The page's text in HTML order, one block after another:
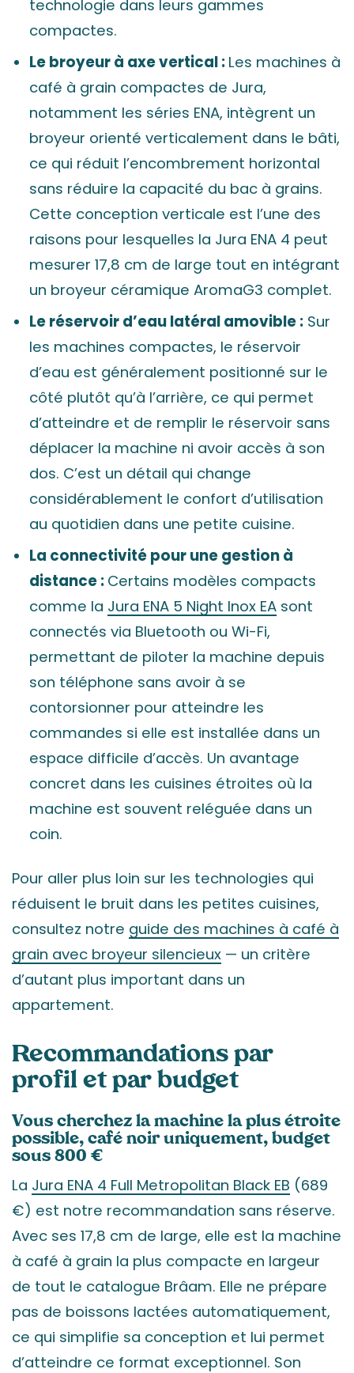
technologie dans leurs gammes
compactes.
Le broyeur à axe vertical : Les machines à
café à grain compactes de Jura,
notamment les séries ENA, intègrent un
broyeur orienté verticalement dans le bâti,
ce qui réduit l’encombrement horizontal
sans réduire la capacité du bac à grains.
Cette conception verticale est l’une des
raisons pour lesquelles la Jura ENA 4 peut
mesurer 17,8 cm de large tout en intégrant
un broyeur céramique AromaG3 complet.
Le réservoir d’eau latéral amovible : Sur
les machines compactes, le réservoir
d’eau est généralement positionné sur le
côté plutôt qu’à l’arrière, ce qui permet
d’atteindre et de remplir le réservoir sans
déplacer la machine ni avoir accès à son
dos. C’est un détail qui change
considérablement le confort d’utilisation
au quotidien dans une petite cuisine.
La connectivité pour une gestion à
distance : Certains modèles compacts
comme la Jura ENA 5 Night Inox EA sont
connectés via Bluetooth ou Wi-Fi,
permettant de piloter la machine depuis
son téléphone sans avoir à se
contorsionner pour atteindre les
commandes si elle est installée dans un
espace difficile d’accès. Un avantage
concret dans les cuisines étroites où la
machine est souvent reléguée dans un
coin.
Pour aller plus loin sur les technologies qui
réduisent le bruit dans les petites cuisines,
consultez notre guide des machines à café à
grain avec broyeur silencieux — un critère
d’autant plus important dans un
appartement.
Recommandations par
profil et par budget
Vous cherchez la machine la plus étroite
possible, café noir uniquement, budget
sous 800 €
La Jura ENA 4 Full Metropolitan Black EB (689
€) est notre recommandation sans réserve.
Avec ses 17,8 cm de large, elle est la machine
à café à grain la plus compacte en largeur
de tout le catalogue Brâam. Elle ne prépare
pas de boissons lactées automatiquement,
ce qui simplifie sa conception et lui permet
d’atteindre ce format exceptionnel. Son